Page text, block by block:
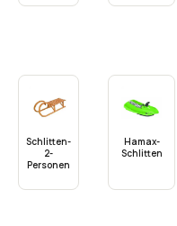
Schlitten-
2-
Personen
Hamax-
Schlitten